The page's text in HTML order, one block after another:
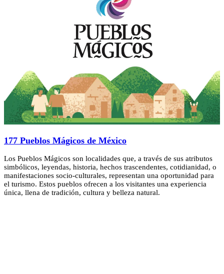
177 Pueblos Mágicos de México
Los Pueblos Mágicos son localidades que, a través de sus atributos
simbólicos, leyendas, historia, hechos trascendentes, cotidianidad, o
manifestaciones socio-culturales, representan una oportunidad para
el turismo. Estos pueblos ofrecen a los visitantes una experiencia
única, llena de tradición, cultura y belleza natural.